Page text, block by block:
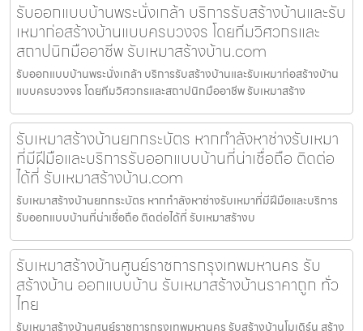
รับออกแบบบ้านพระนั่งเกล้า บริการรับสร้างบ้านและรับ
เหมาก่อสร้างบ้านแบบครบวงจร โดยทีมวิศวกรและ
สถาปนิกมืออาชีพ รับเหมาสร้างบ้าน.com
รับออกแบบบ้านพระนั่งเกล้า บริการรับสร้างบ้านและรับเหมาก่อสร้างบ้าน
แบบครบวงจร โดยทีมวิศวกรและสถาปนิกมืออาชีพ รับเหมาสร้าง
รับเหมาสร้างบ้านยกกระบัตร หากกำลังหาช่างรับเหมา
ที่มีฝีมือและบริการรับออกแบบบ้านที่น่าเชื่อถือ ติดต่อ
ได้ที่ รับเหมาสร้างบ้าน.com
รับเหมาสร้างบ้านยกกระบัตร หากกำลังหาช่างรับเหมาที่มีฝีมือและบริการ
รับออกแบบบ้านที่น่าเชื่อถือ ติดต่อได้ที่ รับเหมาสร้างบ
รับเหมาสร้างบ้านศูนย์ราชการกรุงเทพมหานคร รับ
สร้างบ้าน ออกแบบบ้าน รับเหมาสร้างบ้านราคาถูก ทั่ว
ไทย
รับเหมาสร้างบ้านศูนย์ราชการกรุงเทพมหานคร รับสร้างบ้านโมเดิร์น สร้าง